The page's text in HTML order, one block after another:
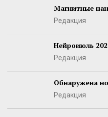
Магнитные
Редакция
Нейроиюль
Редакция
Обнаружена
Редакция